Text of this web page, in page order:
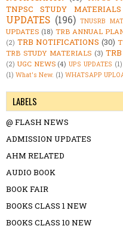
TNPSC STUDY MATERIALS
UPDATES (196) TNUSRB
UPDATES (18) TRB ANNUAL
(2) TRB NOTIFICATIONS (30)
TRB STUDY MATERIALS (3)
(2) UGC NEWS (4) UPS UPDATES (1)
(1) What's New. (1) WHATSAPP
LABELS
@ FLASH NEWS
ADMISSION UPDATES
AHM RELATED
AUDIO BOOK
BOOK FAIR
BOOKS CLASS 1 NEW
BOOKS CLASS 10 NEW